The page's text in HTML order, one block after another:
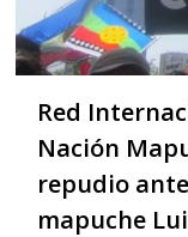
Red
Nación
repudio
mapuche